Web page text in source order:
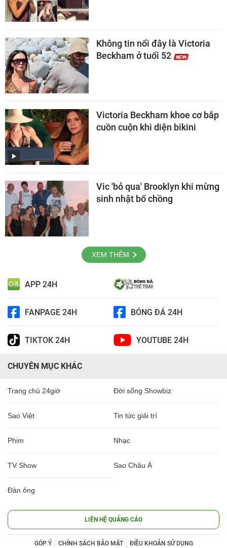
Không tin nổi đây là Victoria
Beckham ở tuổi 52
Victoria Beckham khoe cơ bắp
cuồn cuộn khi diện bikini
Vic 'bỏ qua' Brooklyn khi mừng
sinh nhật bố chồng
XEM THÊM
APP 24H
FANPAGE 24H BÓNG ĐÁ 24H
TIKTOK 24H YOUTUBE 24H
CHUYÊN MỤC KHÁC
Trang chủ 24giờ Đời sống Showbiz
Sao Việt Tin tức giải trí
Phim Nhạc
TV Show Sao Châu Á
Đàn ông
LIÊN HỆ QUẢNG CÁO
GÓP Ý CHÍNH SÁCH BẢO MẬT ĐIỀU KHOẢN SỬ DỤNG